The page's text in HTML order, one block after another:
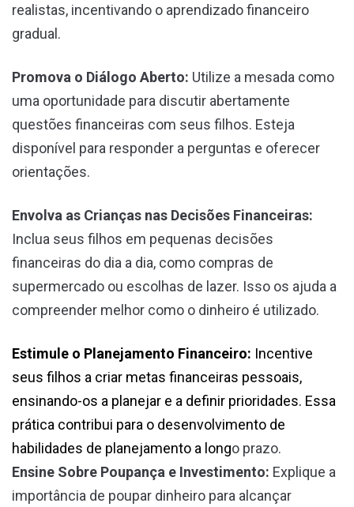
realistas, incentivando o aprendizado financeiro
gradual.
Promova o Diálogo Aberto: Utilize a mesada como
uma oportunidade para discutir abertamente
questões financeiras com seus filhos. Esteja
disponível para responder a perguntas e oferecer
orientações.
Envolva as Crianças nas Decisões Financeiras:
Inclua seus filhos em pequenas decisões
financeiras do dia a dia, como compras de
supermercado ou escolhas de lazer. Isso os ajuda a
compreender melhor como o dinheiro é utilizado.
Estimule o Planejamento Financeiro: Incentive
seus filhos a criar metas financeiras pessoais,
ensinando-os a planejar e a definir prioridades. Essa
prática contribui para o desenvolvimento de
habilidades de planejamento a longo prazo.
Ensine Sobre Poupança e Investimento: Explique a
importância de poupar dinheiro para alcançar